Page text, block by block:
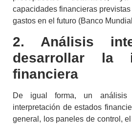
capacidades financieras
gastos en el futuro (Banco
2. Análisis
desarrollar la
financiera
De igual forma, un análisis
interpretación de estados
general, los paneles de control,